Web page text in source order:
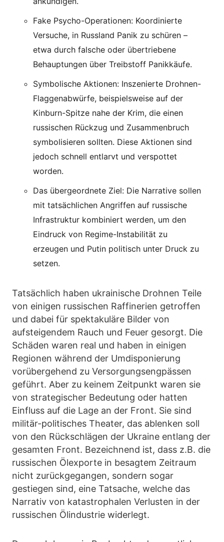
Fake Psycho-Operationen: Koordinierte
Versuche, in Russland Panik zu schüren –
etwa durch falsche oder übertriebene
Behauptungen über Treibstoff Panikkäufe.
Symbolische Aktionen: Inszenierte Drohnen-
Flaggenabwürfe, beispielsweise auf der
Kinburn-Spitze nahe der Krim, die einen
russischen Rückzug und Zusammenbruch
symbolisieren sollten. Diese Aktionen sind
jedoch schnell entlarvt und verspottet
worden.
Das übergeordnete Ziel: Die Narrative sollen
mit tatsächlichen Angriffen auf russische
Infrastruktur kombiniert werden, um den
Eindruck von Regime-Instabilität zu
erzeugen und Putin politisch unter Druck zu
setzen.
Tatsächlich haben ukrainische Drohnen Teile
von einigen russischen Raffinerien getroffen
und dabei für spektakuläre Bilder von
aufsteigendem Rauch und Feuer gesorgt. Die
Schäden waren real und haben in einigen
Regionen während der Umdisponierung
vorübergehend zu Versorgungsengpässen
geführt. Aber zu keinem Zeitpunkt waren sie
von strategischer Bedeutung oder hatten
Einfluss auf die Lage an der Front. Sie sind
militär-politisches Theater, das ablenken soll
von den Rückschlägen der Ukraine entlang der
gesamten Front. Bezeichnend ist, dass z.B. die
russischen Ölexporte in besagtem Zeitraum
nicht zurückgegangen, sondern sogar
gestiegen sind, eine Tatsache, welche das
Narrativ von katastrophalen Verlusten in der
russischen Ölindustrie widerlegt.